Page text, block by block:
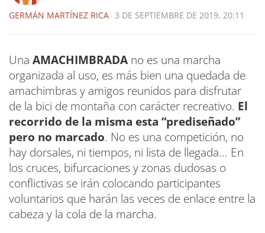
GERMÁN MARTÍNEZ RICA 3 DE SEPTIEMBRE DE 2019, 20:11
Una AMACHIMBRADA no es una marcha
organizada al uso, es más bien una quedada de
amachimbras y amigos reunidos para disfrutar
de la bici de montaña con carácter recreativo. El
recorrido de la misma esta “prediseñado”
pero no marcado. No es una competición, no
hay dorsales, ni tiempos, ni lista de llegada... En
los cruces, bifurcaciones y zonas dudosas o
conflictivas se irán colocando participantes
voluntarios que harán las veces de enlace entre la
cabeza y la cola de la marcha.